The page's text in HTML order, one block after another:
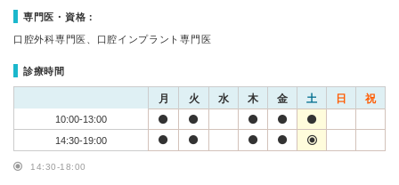
専門医・資格：
口腔外科専門医、口腔インプラント専門医
診療時間
月 火 水 木 金 土 日 祝
10:00-13:00
14:30-19:00
14:30-18:00